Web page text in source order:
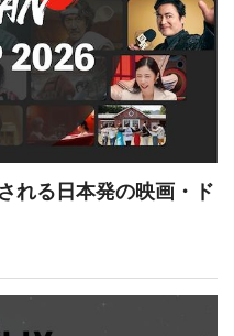
れる日本発の映画・ド